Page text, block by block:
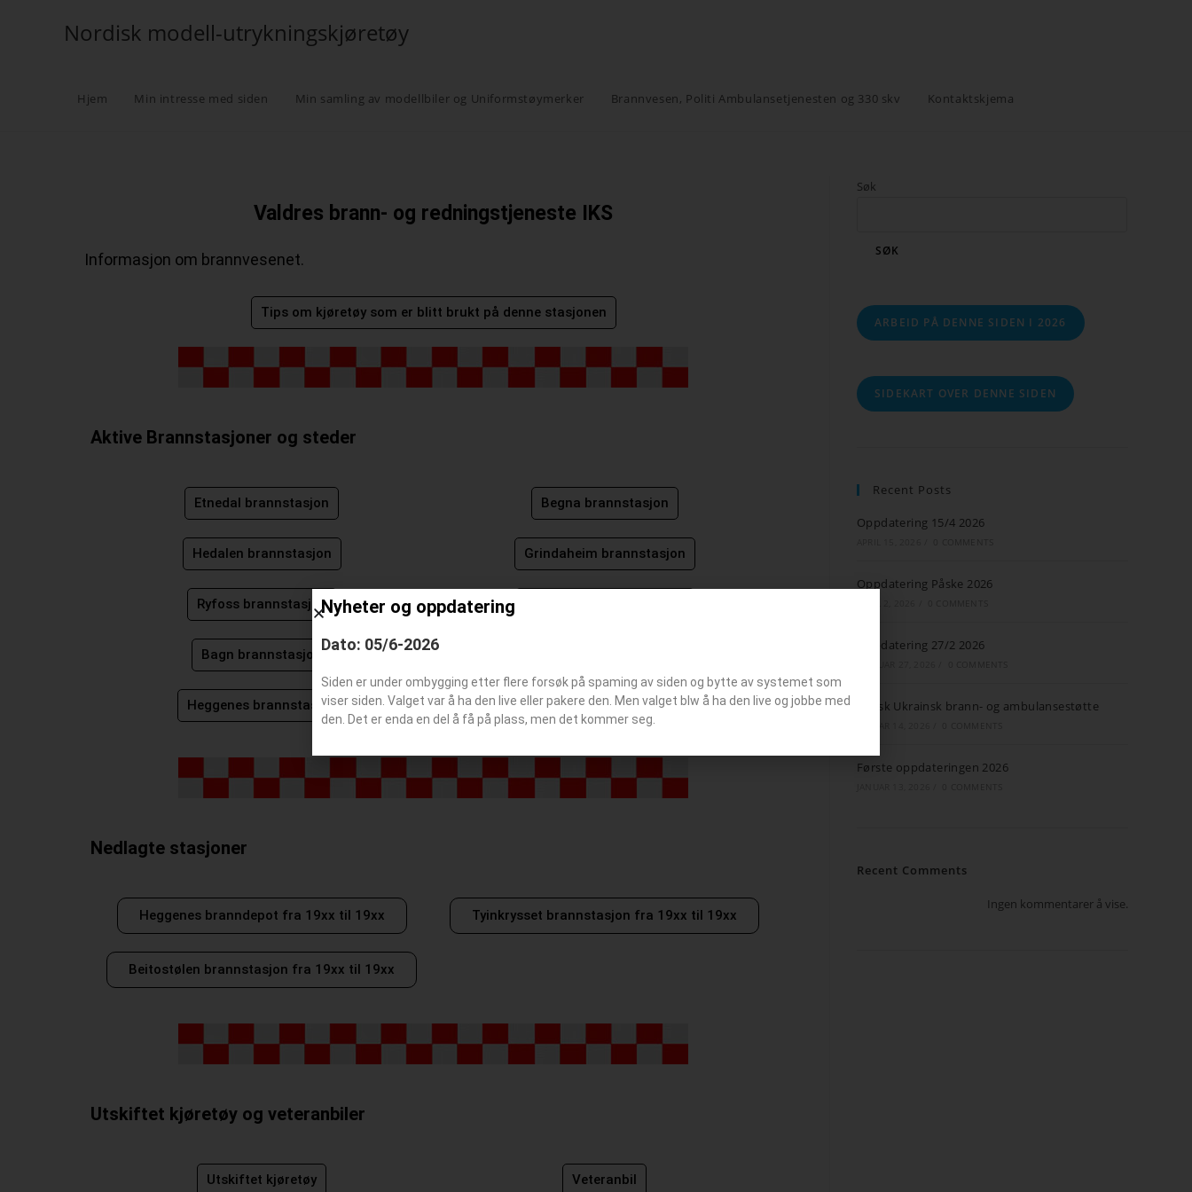
Nordisk modell-utrykningskjøretøy
Hjem Min intresse med siden Min samling av modellbiler og Uniformstøymerker Brannvesen, Politi Ambulansetjenesten og 330 skv Kontaktskjema
Valdres brann- og redningstjeneste IKS
Informasjon om brannvesenet.
Tips om kjøretøy som er blitt brukt på denne stasjonen
Aktive Brannstasjoner og steder
Etnedal brannstasjon Begna brannstasjon
Hedalen brannstasjon Grindaheim brannstasjon
Ryfoss brannstasjon
Bagn brannstasjon
Heggenes brannstasjon
Nedlagte stasjoner
Heggenes branndepot fra 19xx til 19xx Tyinkrysset brannstasjon fra 19xx til 19xx
Beitostølen brannstasjon fra 19xx til 19xx
Utskiftet kjøretøy og veteranbiler
Utskiftet kjøretøy Veteranbil
Søk
SØK
ARBEID PÅ DENNE SIDEN I 2026
SIDEKART OVER DENNE SIDEN
Recent Posts
Oppdatering 15/4 2026
Oppdatering Påske 2026
Oppdatering 27/2 2026
Norsk Ukrainsk brann- og ambulansestøtte
Første oppdateringen 2026
Recent Comments
Ingen kommentarer å vise.
Nyheter og oppdatering
Dato: 05/6-2026
Siden er under ombygging etter flere forsøk på spaming av siden og bytte av systemet som
viser siden. Valget var å ha den live eller pakere den. Men valget blw å ha den live og jobbe med
den. Det er enda en del å få på plass, men det kommer seg.